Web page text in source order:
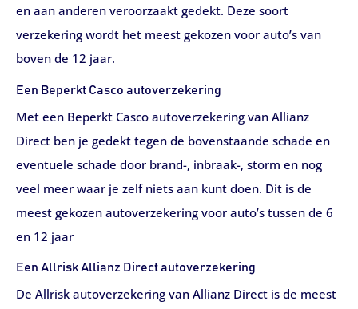
en aan anderen veroorzaakt gedekt. Deze soort
verzekering wordt het meest gekozen voor auto’s van
boven de 12 jaar.
Een Beperkt Casco autoverzekering
Met een Beperkt Casco autoverzekering van Allianz
Direct ben je gedekt tegen de bovenstaande schade en
eventuele schade door brand-, inbraak-, storm en nog
veel meer waar je zelf niets aan kunt doen. Dit is de
meest gekozen autoverzekering voor auto’s tussen de 6
en 12 jaar
Een Allrisk Allianz Direct autoverzekering
De Allrisk autoverzekering van Allianz Direct is de meest